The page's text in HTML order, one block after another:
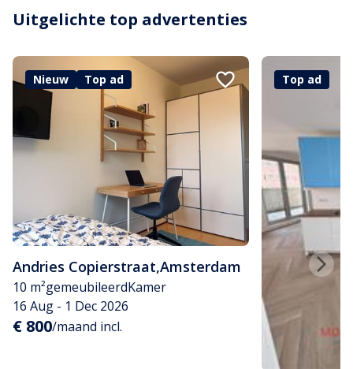
Uitgelichte top advertenties
Nieuw Top ad
Andries Copierstraat,Amsterdam
10 m²gemeubileerdKamer
16 Aug - 1 Dec 2026
€ 800/maand incl.
Top ad